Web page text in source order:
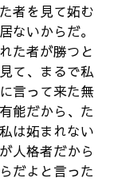
者を見て妬む
ないからだ。
た者が勝つと
て、まるで私
言って来た無
能だから、た
は妬まれない
人格者だから
だよと言った